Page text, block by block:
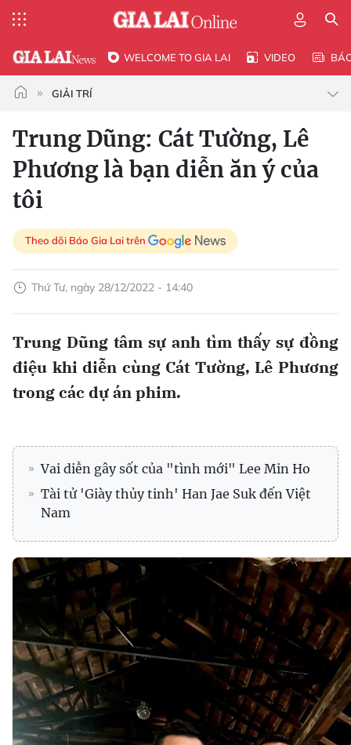
WELCOME TO GIA LAI VIDEO
GIẢI TRÍ
Trung Dũng: Cát Tường, Lê
Phương là bạn diễn ăn ý của
tôi
Theo dõi Báo Gia Lai trên
Thứ Tư, ngày 28/12/2022 - 14:40
Trung Dũng tâm sự anh tìm thấy sự đồng
điệu khi diễn cùng Cát Tường, Lê Phương
trong các dự án phim.
Vai diễn gây sốt của "tình mới" Lee Min Ho
Tài tử 'Giày thủy tinh' Han Jae Suk đến Việt
Nam